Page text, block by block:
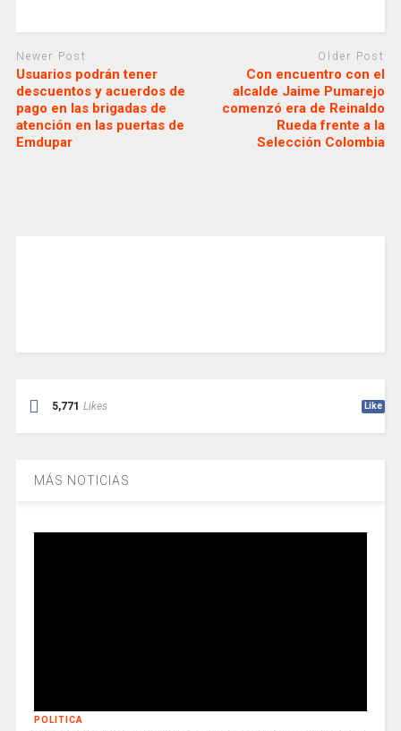
Newer Post
Usuarios podrán tener
descuentos y acuerdos de
pago en las brigadas de
atención en las puertas de
Emdupar
Older Post
Con encuentro con el
alcalde Jaime Pumarejo
comenzó era de Reinaldo
Rueda frente a la
Selección Colombia
5,771 Likes Like
MÁS NOTICIAS
POLITICA